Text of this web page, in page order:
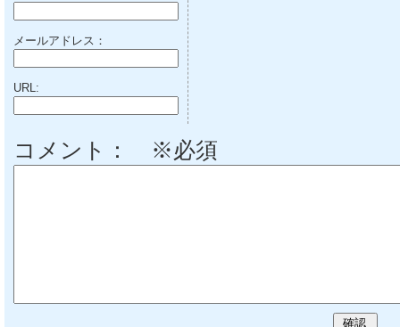
メールアドレス：
URL:
コメント： ※必須